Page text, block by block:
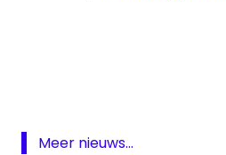
TikTok
Meer nieuws...